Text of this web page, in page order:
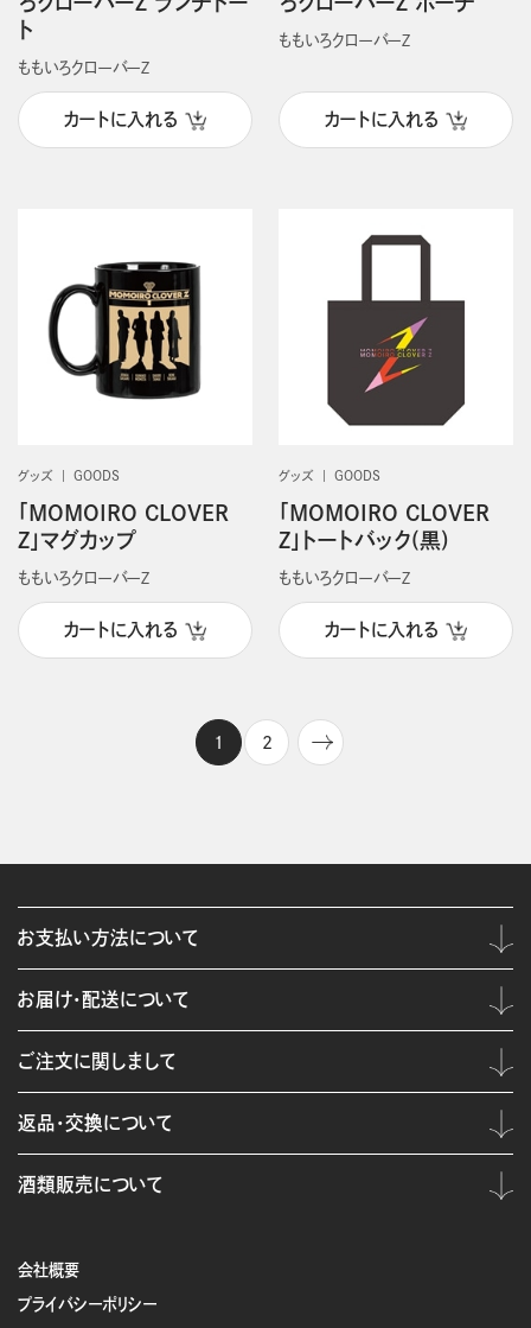
ト
ももいろクローバーＺ
カートに入れる
ももいろクローバーＺ
カートに入れる
グッズ GOODS
「MOMOIRO CLOVER
Z」マグカップ
ももいろクローバーＺ
カートに入れる
グッズ GOODS
「MOMOIRO CLOVER
Z」トートバック(黒)
ももいろクローバーＺ
カートに入れる
1 2
会社概要
プライバシーポリシー
お支払い方法について
お届け・配送について
ご注文に関しまして
返品・交換について
酒類販売について